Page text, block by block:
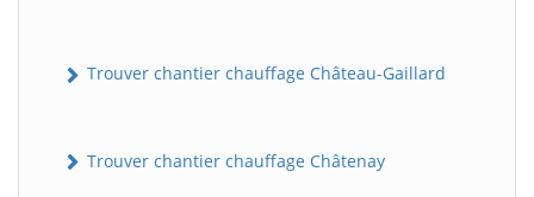
Trouver chantier chauffage Château-Gaillard
Trouver chantier chauffage Châtenay